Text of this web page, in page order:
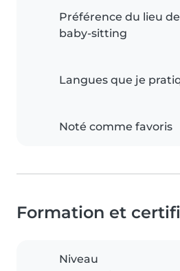
Préférence du lieu de
baby-sitting
Langues que je
Noté comme favoris
Formation et
Niveau